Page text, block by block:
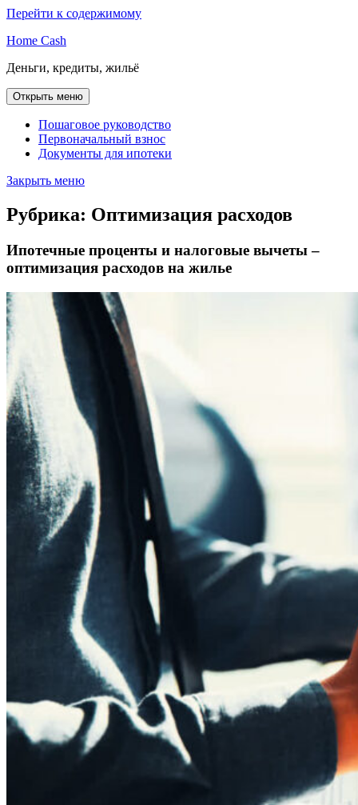
Перейти к содержимому
Home Cash
Деньги, кредиты, жильё
Открыть меню
Пошаговое руководство
Первоначальный взнос
Документы для ипотеки
Закрыть меню
Рубрика: Оптимизация расходов
Ипотечные проценты и налоговые вычеты –
оптимизация расходов на жилье